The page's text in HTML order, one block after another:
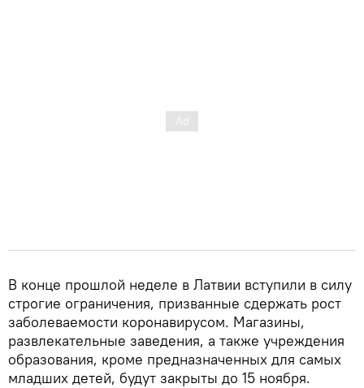
В конце прошлой неделе в Латвии вступили в силу
строгие ограничения, призванные сдержать рост
заболеваемости коронавирусом. Магазины,
развлекательные заведения, а также учреждения
образования, кроме предназначенных для самых
младших детей, будут закрыты до 15 ноября.